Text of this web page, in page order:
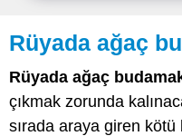
Rüyada ağaç
Rüyada ağaç
çıkmak zorunda
sırada araya giren